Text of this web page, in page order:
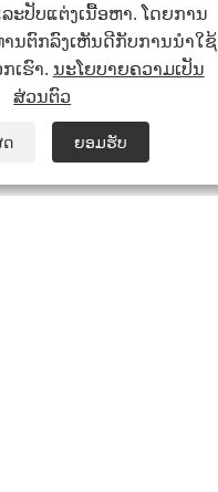
ະປັບແຕ່ງເນື້ອຫາ. ໂດຍການ
ານຕົກລົງເຫັນດີກັບການນໍາໃຊ້
ເຮົາ. ນະໂຍບາຍຄວາມເປັນ
ສ່ວນຕົວ
ດ ຍອມຮັບ